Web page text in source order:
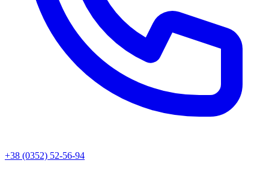
+38 (0352) 52-56-94